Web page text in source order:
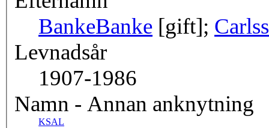
BankeBanke [gift];
Levnadsår
1907-1986
Namn - Annan anknytning
KSAL